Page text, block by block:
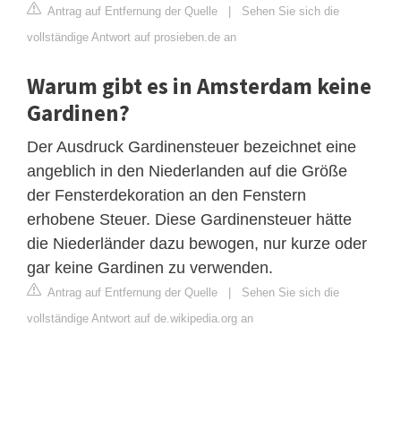
Antrag auf Entfernung der Quelle | Sehen Sie sich die
vollständige Antwort auf prosieben.de an
Warum gibt es in Amsterdam keine
Gardinen?
Der Ausdruck Gardinensteuer bezeichnet eine
angeblich in den Niederlanden auf die Größe
der Fensterdekoration an den Fenstern
erhobene Steuer. Diese Gardinensteuer hätte
die Niederländer dazu bewogen, nur kurze oder
gar keine Gardinen zu verwenden.
Antrag auf Entfernung der Quelle | Sehen Sie sich die
vollständige Antwort auf de.wikipedia.org an